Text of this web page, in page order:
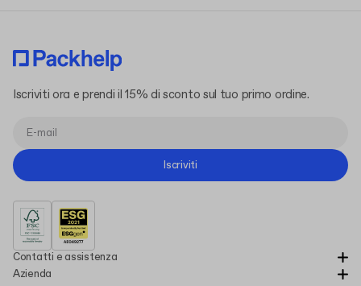
Contatti e assistenza
Azienda
Iscriviti ora e prendi il 15% di sconto sul tuo primo ordine.
Iscriviti